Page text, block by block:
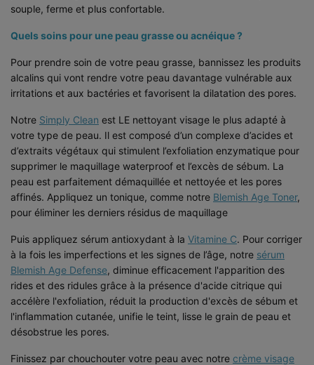
souple, ferme et plus confortable.
Quels soins pour une peau grasse ou acnéique ?
Pour prendre soin de votre peau grasse, bannissez les produits
alcalins qui vont rendre votre peau davantage vulnérable aux
irritations et aux bactéries et favorisent la dilatation des pores.
Notre Simply Clean est LE nettoyant visage le plus adapté à
votre type de peau. Il est composé d’un complexe d’acides et
d’extraits végétaux qui stimulent l’exfoliation enzymatique pour
supprimer le maquillage waterproof et l’excès de sébum. La
peau est parfaitement démaquillée et nettoyée et les pores
affinés. Appliquez un tonique, comme notre Blemish Age Toner,
pour éliminer les derniers résidus de maquillage
Puis appliquez sérum antioxydant à la Vitamine C. Pour corriger
à la fois les imperfections et les signes de l’âge, notre sérum
Blemish Age Defense, diminue efficacement l'apparition des
rides et des ridules grâce à la présence d'acide citrique qui
accélère l'exfoliation, réduit la production d'excès de sébum et
l'inflammation cutanée, unifie le teint, lisse le grain de peau et
désobstrue les pores.
Finissez par chouchouter votre peau avec notre crème visage